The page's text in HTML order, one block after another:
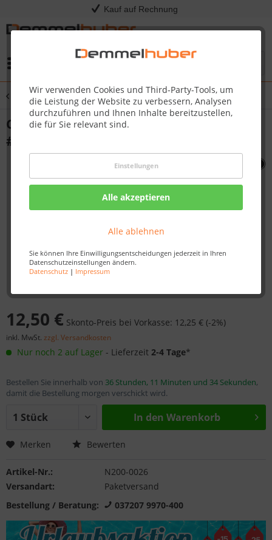
Kauf auf Rechnung
Wir verwenden Cookies und Third-Party-Tools, um
die Leistung der Website zu verbessern, Analysen
durchzuführen und Ihnen Inhalte bereitzustellen,
die für Sie relevant sind.
Einstellungen
Alle akzeptieren
Alle ablehnen
Sie können Ihre Einwilligungsentscheidungen jederzeit in Ihren
Datenschutzeinstellungen ändern.
Datenschutz| Impressum
Übersicht Sonstige Ersatzteile
COVER BURNER GREASE SHIELD308 C
#N200-0026
12,50 € Skonto-Preis bei Vorkasse: 12,25 € (-2%)
inkl. MwSt. zzgl. Versandkosten
Nur noch 2 auf Lager - Lieferzeit 2-4 Tage*
Bestellen Sie innerhalb von 36 Stunden, 11 Minuten und 34 Sekunden,
damit die Bestellung morgen verschickt wird.
In den Warenkorb
Merken Bewerten
Artikel-Nr.:
N200-0026
Versandart:
Paketversand
Bestellung / Beratung:
037207 9970-400